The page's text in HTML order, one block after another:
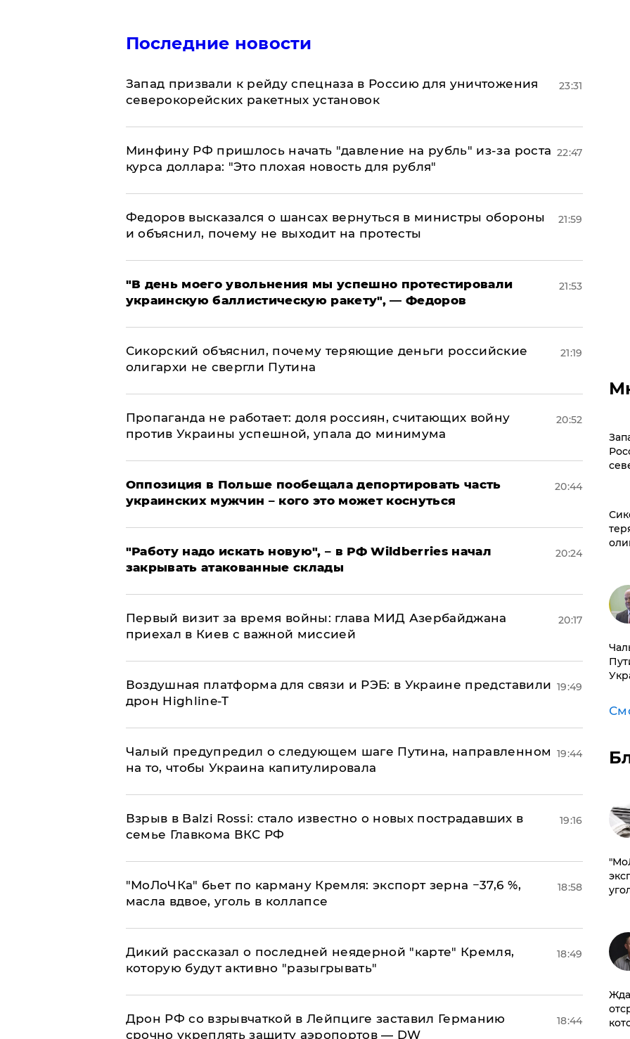
Последние новости
Запад призвали к рейду спецназа в Россию для уничтожения
северокорейских ракетных установок
23:31
Минфину РФ пришлось начать "давление на рубль" из-за роста
курса доллара: "Это плохая новость для рубля"
22:47
Федоров высказался о шансах вернуться в министры обороны
и объяснил, почему не выходит на протесты
21:59
​"В день моего увольнения мы успешно протестировали
украинскую баллистическую ракету", — Федоров
21:53
Сикорский объяснил, почему теряющие деньги российские
олигархи не свергли Путина
21:19
​Пропаганда не работает: доля россиян, считающих войну
против Украины успешной, упала до минимума
20:52
Оппозиция в Польше пообещала депортировать часть
украинских мужчин – кого это может коснуться
20:44
"Работу надо искать новую", – в РФ Wildberries начал
закрывать атакованные склады
20:24
Первый визит за время войны: глава МИД Азербайджана
приехал в Киев с важной миссией
20:17
Воздушная платформа для связи и РЭБ: в Украине представили
дрон Highline-T
19:49
Чалый предупредил о следующем шаге Путина, направленном
на то, чтобы Украина капитулировала
19:44
Взрыв в Balzi Rossi: стало известно о новых пострадавших в
семье Главкома ВКС РФ
19:16
​"МоЛоЧКа" бьет по карману Кремля: экспорт зерна −37,6 %,
масла вдвое, уголь в коллапсе
18:58
Дикий рассказал о последней неядерной "карте" Кремля,
которую будут активно "разыгрывать"
18:49
​Дрон РФ со взрывчаткой в Лейпциге заставил Германию
срочно укреплять защиту аэропортов — DW
18:44